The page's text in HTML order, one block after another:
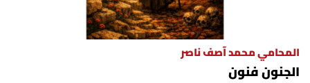
المحامي محمد آصف ناصر
الجنون فنون